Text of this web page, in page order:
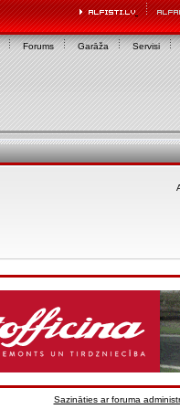
Forums Garāža Servisi
Sazināties ar foruma